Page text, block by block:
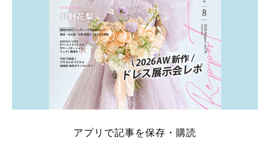
アプリで記事を保存・購読